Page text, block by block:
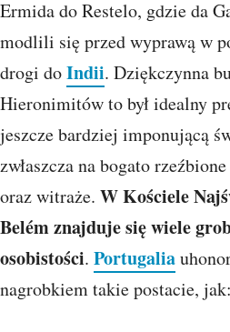
Ermida do Restelo, gdzie da
modlili się przed wyprawą w
drogi doIndii. Dziękczynna
Hieronimitów to był idealny
jeszcze bardziej imponującą
zwłaszcza na bogato
oraz witraże. W Kościele
Belémznajduje się wiele
osobistości. Portugalia
nagrobkiem takie postacie, jak: